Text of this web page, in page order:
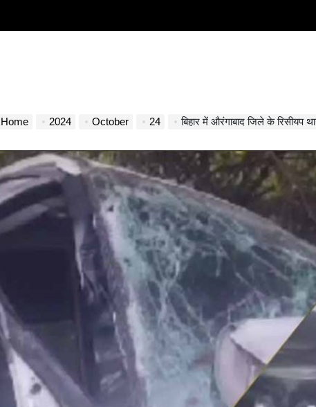
Home 2024 October 24 बिहार में औरंगाबाद जिले के रिसीयप थाना